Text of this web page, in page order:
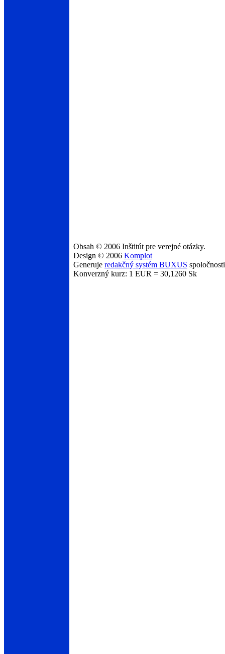
Obsah © 2006 Inštitút pre verejné otázky.
Design © 2006 Komplot
Generuje redakčný systém BUXUS
Konverzný kurz: 1 EUR = 30,1260 Sk